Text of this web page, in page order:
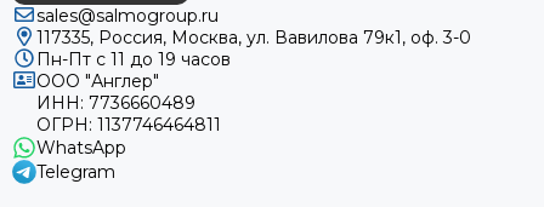
sales@salmogroup.ru
117335, Россия, Москва, ул. Вавилова 79к1, оф. 3-0
Пн-Пт с 11 до 19 часов
ООО "Англер"
ИНН: 7736660489
ОГРН: 1137746464811
WhatsApp
Telegram